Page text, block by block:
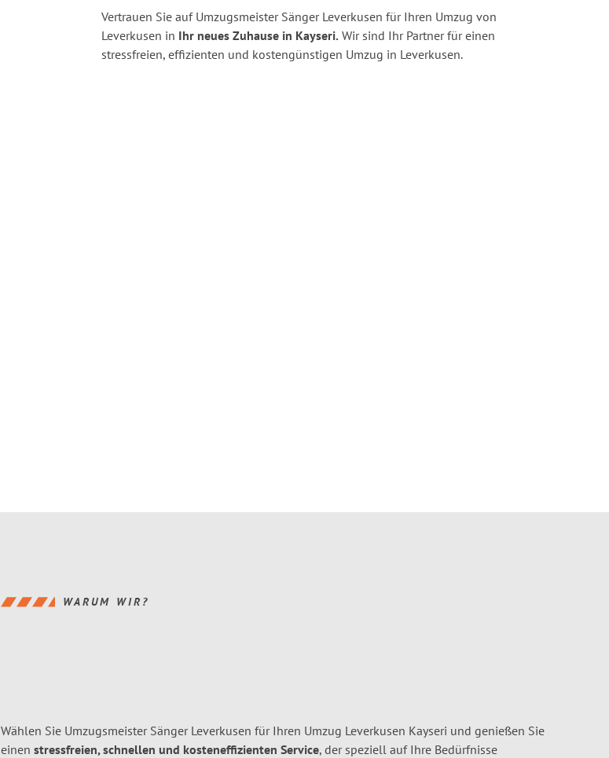
Vertrauen Sie auf Umzugsmeister Sänger Leverkusen für Ihren Umzug von
Leverkusen in Ihr neues Zuhause in Kayseri. Wir sind Ihr Partner für einen
stressfreien, effizienten und kostengünstigen Umzug in Leverkusen.
WARUM WIR?
Wählen Sie Umzugsmeister Sänger Leverkusen für Ihren Umzug Leverkusen Kayseri und genießen Sie
einen stressfreien, schnellen und kosteneffizienten Service, der speziell auf Ihre Bedürfnisse